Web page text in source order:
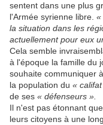
sentent dans une plus
l'Armée syrienne libre. «
la situation dans les
actuellement pour eux
Cela semble
à l'époque la famille du
souhaite communiquer
la population du «
de ses « défenseurs ».
Il n'est pas étonnant
leurs citoyens à une